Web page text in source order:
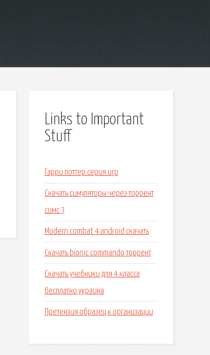
Links to Important
Stuff
Гарри поттер серия игр
Скачать симуляторы через торрент
симс 3
Modern combat 4 android скачать
Скачать bionic commando торрент
Скачать учебники для 4 класса
бесплатно украина
Претензия образец к организации